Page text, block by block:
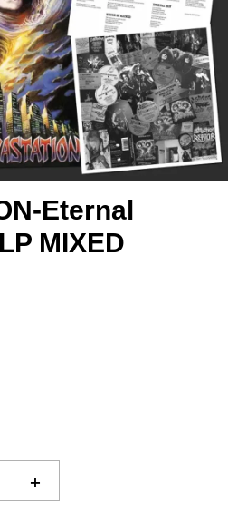
Eternal
MIXED
+